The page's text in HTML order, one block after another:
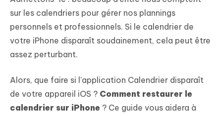
iAnyGo
sur les calendriers pour gérer nos plannings
personnels et professionnels. Si le calendrier de
votre iPhone disparaît soudainement, cela peut être
assez perturbant.
Alors, que faire si l'application Calendrier disparaît
de votre appareil iOS ? Comment restaurer le
calendrier sur iPhone ? Ce guide vous aidera à